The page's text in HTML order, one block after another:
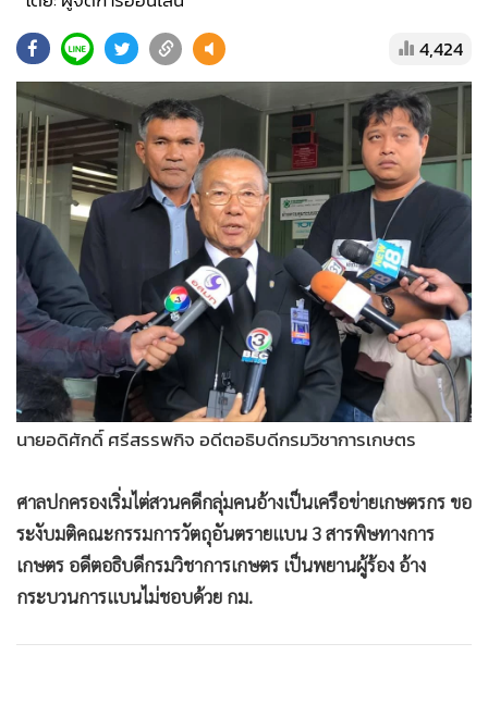
คอลัมนิสต์
• ละคร
• CbizReview
• Cyber BIZ
• ผู้จัดกวน
• Good health & Well-being
• Green Innovation & SD
Management & HR
• MGR Live
• Infographic
•
การเมือง
ท่องเที่ยว
• กีฬา
• ต่างประเทศ
Special Scoop
• เศรษฐกิจ-ธุรกิจ
ชุมชน-คุณภาพชีวิต
• Motoring
4,424
นายอดิศักดิ์ ศรีสรรพกิจ อดีตอธิบดีกรมวิชาการเกษตร
ศาลปกครองเริ่มไต่สวนคดีกลุ่มคนอ้างเป็นเครือข่ายเกษตรกร ขอ
ระงับมติคณะกรรมการวัตถุอันตรายแบน 3 สารพิษทางการ
เกษตร อดีตอธิบดีกรมวิชาการเกษตร เป็นพยานผู้ร้อง อ้าง
กระบวนการแบนไม่ชอบด้วย กม.